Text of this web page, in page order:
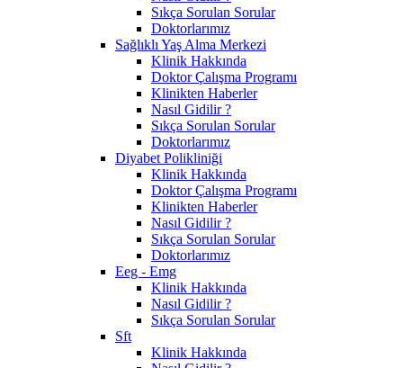
Sıkça Sorulan Sorular
Doktorlarımız
Sağlıklı Yaş Alma Merkezi
Klinik Hakkında
Doktor Çalışma Programı
Klinikten Haberler
Nasıl Gidilir ?
Sıkça Sorulan Sorular
Doktorlarımız
Diyabet Polikliniği
Klinik Hakkında
Doktor Çalışma Programı
Klinikten Haberler
Nasıl Gidilir ?
Sıkça Sorulan Sorular
Doktorlarımız
Eeg - Emg
Klinik Hakkında
Nasıl Gidilir ?
Sıkça Sorulan Sorular
Sft
Klinik Hakkında